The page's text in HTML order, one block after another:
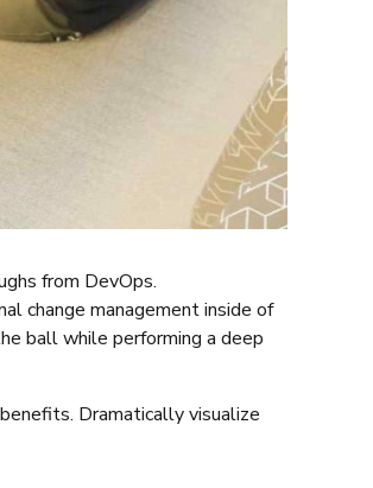
from DevOps.
change management inside of
ball while performing a deep
Dramatically visualize